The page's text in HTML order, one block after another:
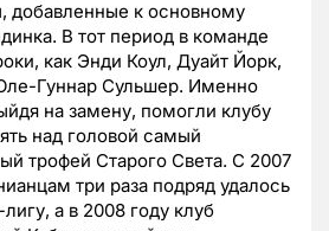
добавленные к основному
В тот период в команде
как Энди Коул, Дуайт Йорк,
Гуннар Сульшер. Именно
на замену, помогли клубу
над головой самый
трофей Старого Света. С 2007
три раза подряд удалось
а в 2008 году клуб